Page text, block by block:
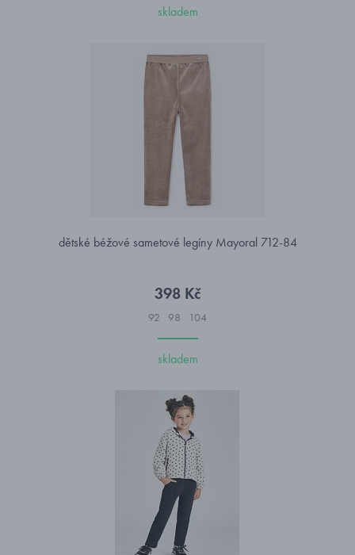
skladem
dětské béžové sametové legíny Mayoral 712-84
398 Kč
92 98 104
skladem